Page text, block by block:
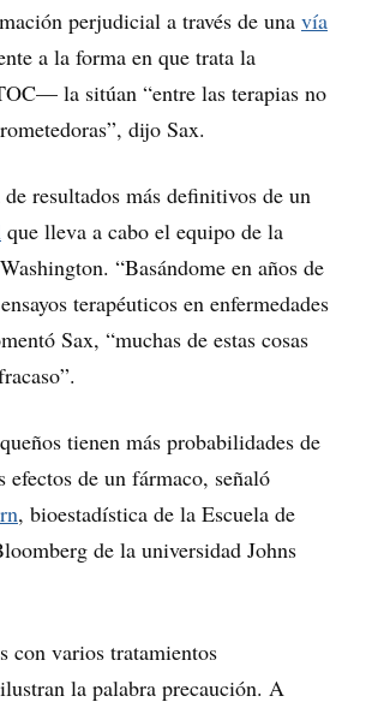
perjudicial a través de una vía
a la forma en que trata la
la sitúan “entre las terapias no
dijo Sax.
de resultados más definitivos de un
que lleva a cabo el equipo de la
“Basándome en años de
terapéuticos en enfermedades
Sax, “muchas de estas cosas
tienen más probabilidades de
efectos de un fármaco, señaló
, bioestadística de la Escuela de
de la universidad Johns
con varios tratamientos
la palabra precaución. A